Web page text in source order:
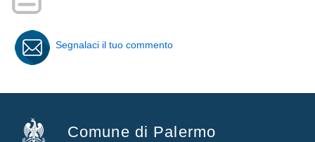
Segnalaci il tuo commento
Comune di Palermo